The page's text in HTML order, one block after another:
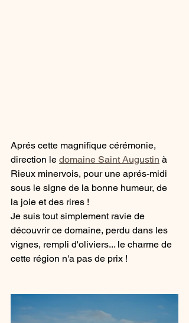
Aprés cette magnifique cérémonie,
direction le domaine Saint Augustin à
Rieux minervois, pour une aprés-midi
sous le signe de la bonne humeur, de
la joie et des rires !
Je suis tout simplement ravie de
découvrir ce domaine, perdu dans les
vignes, rempli d'oliviers... le charme de
cette région n'a pas de prix !